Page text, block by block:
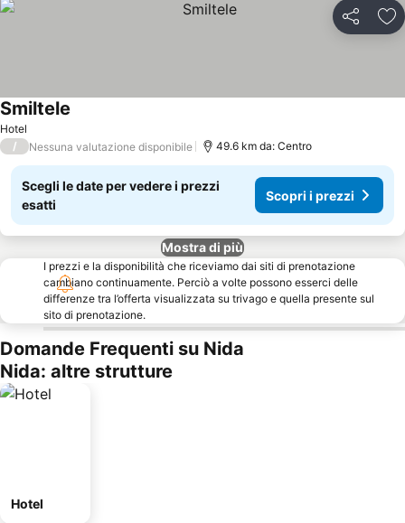
Condividi
Hotel
Smiltele
/ Nessuna valutazione disponibile 49.6 km da: Centro
Scegli le date per vedere i prezzi
esatti
Scopri i prezzi
Mostra di più
I prezzi e la disponibilità che riceviamo dai siti di prenotazione
cambiano continuamente. Perciò a volte possono esserci delle
differenze tra l’offerta visualizzata su trivago e quella presente sul
sito di prenotazione.
Domande Frequenti su Nida
Nida: altre strutture
Hotel